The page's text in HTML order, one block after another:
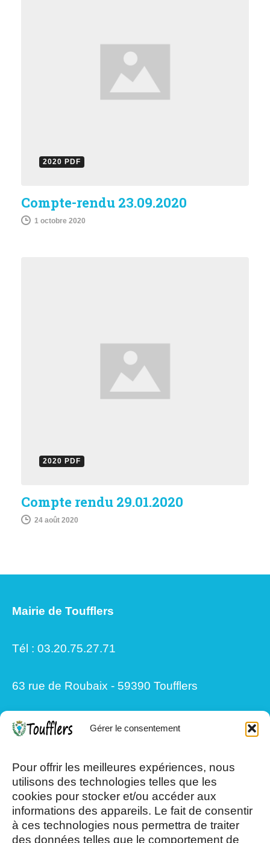
Gérer le consentement
Pour offrir les meilleures expériences, nous
utilisons des technologies telles que les
cookies pour stocker et/ou accéder aux
informations des appareils. Le fait de consentir
à ces technologies nous permettra de traiter
des données telles que le comportement de
2020 PDF
Compte-rendu 23.09.2020
1 octobre 2020
2020 PDF
Compte rendu 29.01.2020
24 août 2020
Mairie de Toufflers
Tél : 03.20.75.27.71
63 rue de Roubaix - 59390 Toufflers
13h30/17h15
Mercredi et Samedi : 8h- 12h